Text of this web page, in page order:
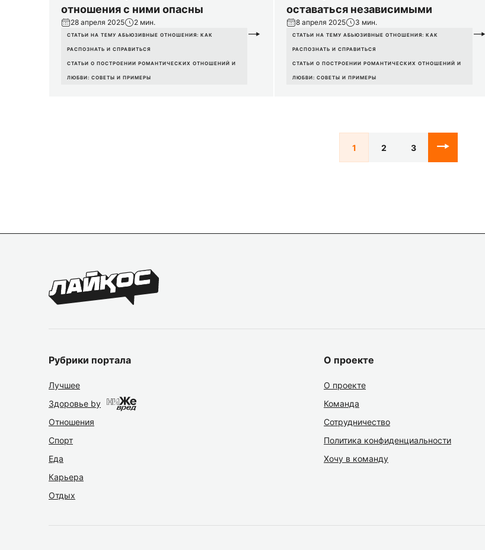
отношения с ними опасны
28 апреля 2025 2 мин.
СТАТЬИ НА ТЕМУ АБЬЮЗИВНЫЕ ОТНОШЕНИЯ: КАК
РАСПОЗНАТЬ И СПРАВИТЬСЯ
СТАТЬИ О ПОСТРОЕНИИ РОМАНТИЧЕСКИХ ОТНОШЕНИЙ И
ЛЮБВИ: СОВЕТЫ И ПРИМЕРЫ
оставаться независимыми
8 апреля 2025 3 мин.
СТАТЬИ НА ТЕМУ АБЬЮЗИВНЫЕ ОТНОШЕНИЯ: КАК
РАСПОЗНАТЬ И СПРАВИТЬСЯ
СТАТЬИ О ПОСТРОЕНИИ РОМАНТИЧЕСКИХ ОТНОШЕНИЙ И
ЛЮБВИ: СОВЕТЫ И ПРИМЕРЫ
1 2 3
Рубрики портала
Лучшее
Здоровье by
Отношения
Спорт
Еда
Карьера
Отдых
О проекте
О проекте
Команда
Сотрудничество
Политика конфиденциальности
Хочу в команду